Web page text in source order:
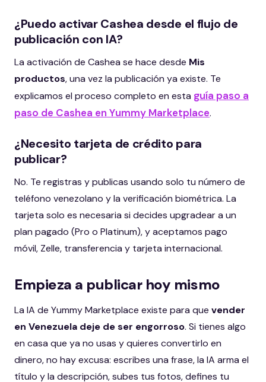
¿Puedo activar Cashea desde el flujo de
publicación con IA?
La activación de Cashea se hace desde Mis
productos, una vez la publicación ya existe. Te
explicamos el proceso completo en esta guía paso a
paso de Cashea en Yummy Marketplace.
¿Necesito tarjeta de crédito para
publicar?
No. Te registras y publicas usando solo tu número de
teléfono venezolano y la verificación biométrica. La
tarjeta solo es necesaria si decides upgradear a un
plan pagado (Pro o Platinum), y aceptamos pago
móvil, Zelle, transferencia y tarjeta internacional.
Empieza a publicar hoy mismo
La IA de Yummy Marketplace existe para que vender
en Venezuela deje de ser engorroso. Si tienes algo
en casa que ya no usas y quieres convertirlo en
dinero, no hay excusa: escribes una frase, la IA arma el
título y la descripción, subes tus fotos, defines tu